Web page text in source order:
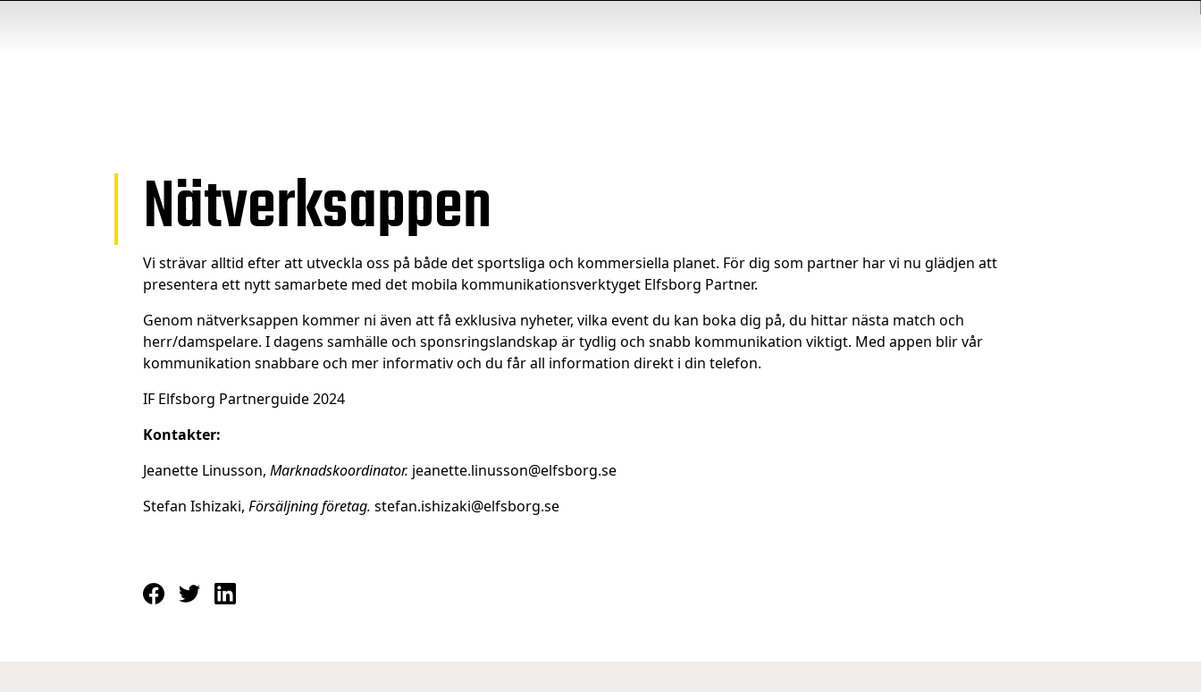
Nätverksappen
Vi strävar alltid efter att utveckla oss på både det sportsliga och kommersiella planet. För dig som partner har vi nu glädjen att
presentera ett nytt samarbete med det mobila kommunikationsverktyget Elfsborg Partner.
Genom nätverksappen kommer ni även att få exklusiva nyheter, vilka event du kan boka dig på, du hittar nästa match och
herr/damspelare. I dagens samhälle och sponsringslandskap är tydlig och snabb kommunikation viktigt. Med appen blir vår
kommunikation snabbare och mer informativ och du får all information direkt i din telefon.
IF Elfsborg Partnerguide 2024
Kontakter:
Jeanette Linusson, Marknadskoordinator. jeanette.linusson@elfsborg.se
Stefan Ishizaki, Försäljning företag. stefan.ishizaki@elfsborg.se